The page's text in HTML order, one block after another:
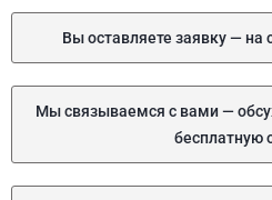
Вы оставляете заявку — на
Мы связываемся с вами —
бесплатную